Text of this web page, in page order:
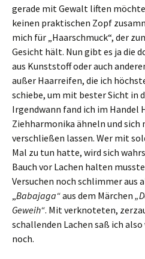
gerade mit Gewalt liften
keinen praktischen Zopf
mich für „Haarschmuck“, der
Gesicht hält. Nun gibt es ja die
aus Kunststoff oder auch
außer Haarreifen, die ich
schiebe, um mit bester Sicht in
Irgendwann fand ich im Handel
Ziehharmonika ähneln und sich
verschließen lassen. Wer mit
Mal zu tun hatte, wird sich
Bauch vor Lachen halten
Versuchen noch schlimmer aus
„Babajaga“aus dem Märchen
Geweih“. Mit verknoteten,
schallenden Lachen saß ich
noch.